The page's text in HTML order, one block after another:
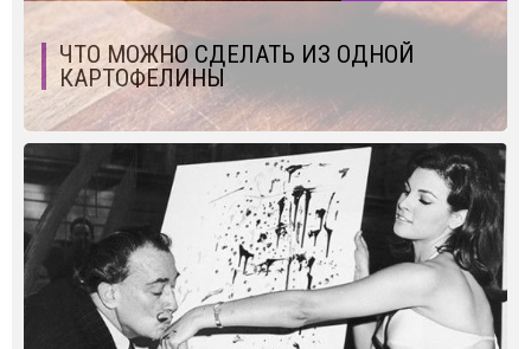
ЧТО МОЖНО СДЕЛАТЬ ИЗ ОДНОЙ
КАРТОФЕЛИНЫ